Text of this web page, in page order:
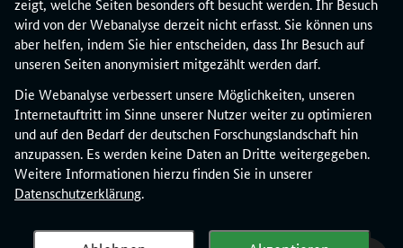
zeigt, welche Seiten besonders oft besucht werden. Ihr Besuch
wird von der Webanalyse derzeit nicht erfasst. Sie können uns
aber helfen, indem Sie hier entscheiden, dass Ihr Besuch auf
unseren Seiten anonymisiert mitgezählt werden darf.
Die Webanalyse verbessert unsere Möglichkeiten, unseren
Internetauftritt im Sinne unserer Nutzer weiter zu optimieren
und auf den Bedarf der deutschen Forschungslandschaft hin
anzupassen. Es werden keine Daten an Dritte weitergegeben.
Weitere Informationen hierzu finden Sie in unserer
Datenschutzerklärung.